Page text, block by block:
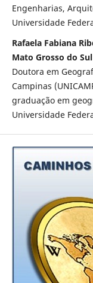
Engenharias,
Universidade
Rafaela Fabiana
Mato Grosso do Sul
Doutora em
Campinas
graduação em
Universidade